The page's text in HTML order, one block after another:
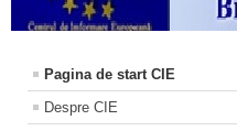
Pagina de start CIE
Despre CIE